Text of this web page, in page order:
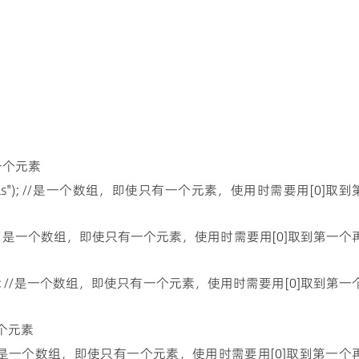
元素
//是一个数组，即使只有一个元素，使用时需要用[0]取到
一个数组，即使只有一个元素，使用时需要用[0]取到第一个
是一个数组，即使只有一个元素，使用时需要用[0]取到第一
元素
个数组，即使只有一个元素，使用时需要用[0]取到第一个